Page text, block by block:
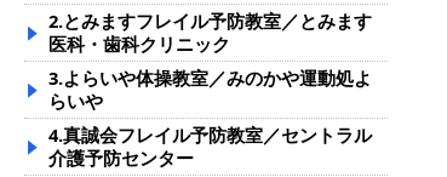
2.とみますフレイル予防教室／とみます
医科・歯科クリニック
3.よらいや体操教室／みのかや運動処よ
らいや
4.真誠会フレイル予防教室／セントラル
介護予防センター